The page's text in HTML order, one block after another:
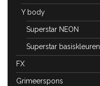
Y body
Superstar NEON
Superstar basiskleuren
FX
Grimeerspons